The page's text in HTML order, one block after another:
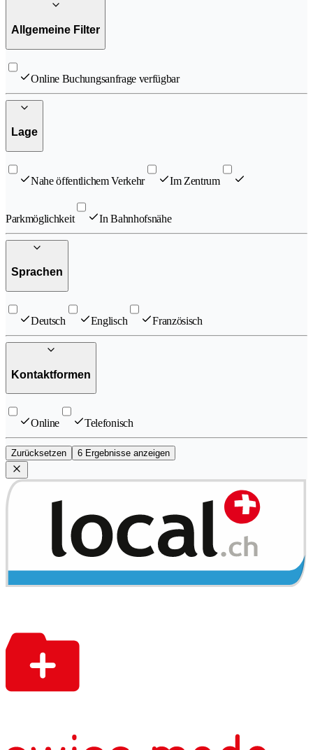
Allgemeine Filter
Online Buchungsanfrage verfügbar
Lage
Nahe öffentlichem Verkehr Im Zentrum
Parkmöglichkeit In Bahnhofsnähe
Sprachen
Deutsch Englisch Französisch
Kontaktformen
Online Telefonisch
Zurücksetzen 6 Ergebnisse anzeigen